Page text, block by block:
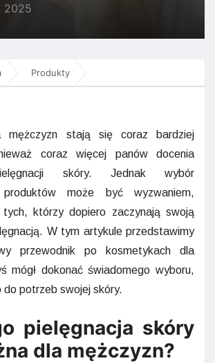
2025
Produkty
mężczyzn stają się coraz bardziej
coraz więcej panów docenia
skóry. Jednak wybór
produktów może być wyzwaniem,
tych, którzy dopiero zaczynają swoją
W tym artykule przedstawimy
przewodnik po kosmetykach dla
mógł dokonać świadomego wyboru,
do potrzeb swojej skóry.
pielęgnacja skóry
dla mężczyzn?